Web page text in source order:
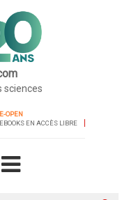
sciences
OPEN
EN ACCÈS LIBRE